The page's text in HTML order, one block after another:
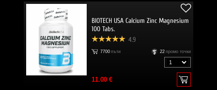
BIOTECH USA Calcium Zinc Magnesium
100 Tabs.
4.9
7700 пъти 22 промо точки
11.00 €